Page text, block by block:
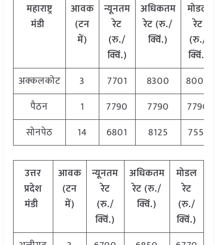
महाराष्ट्र
मंडी
आवक
(टन
में)
न्यूनतम
रेट
(रु./
क्विं.)
अधिकतम
रेट (रु./
क्विं.)
मोडल
रेट
(रु./
क्विं.)
अक्कलकोट
3 7701 8300
8000
पैठन
1 7790 7790
7790
सोनपेठ
14 6801 8125 7551
उत्तर
प्रदेश
मंडी
आवक
(टन
में)
न्यूनतम
रेट
(रु./
क्विं.)
अधिकतम
रेट (रु./
क्विं.)
मोडल
रेट
(रु./
क्विं.)